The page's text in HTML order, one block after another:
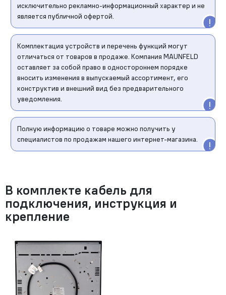
исключительно рекламно-информационный характер и не
является публичной офертой.
Комплектация устройств и перечень функций могут
отличаться от товаров в продаже. Компания MAUNFELD
оставляет за собой право в одностороннем порядке
вносить изменения в выпускаемый ассортимент, его
конструктив и внешний вид без предварительного
уведомления.
Полную информацию о товаре можно получить у
специалистов по продажам нашего интернет-магазина.
В комплекте кабель для
подключения, инструкция и
крепление